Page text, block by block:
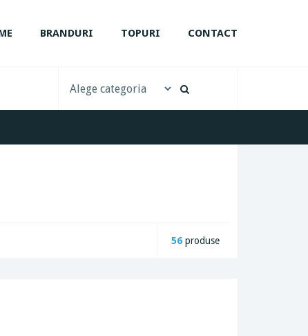
BRANDURI TOPURI CONTACT
56 produse